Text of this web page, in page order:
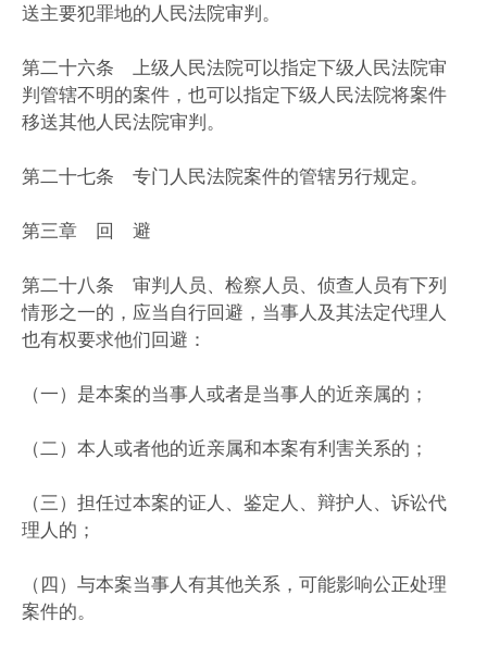
送主要犯罪地的人民法院审判。
第二十六条 上级人民法院可以指定下级人民法院审
判管辖不明的案件，也可以指定下级人民法院将案件
移送其他人民法院审判。
第二十七条 专门人民法院案件的管辖另行规定。
第三章 回 避
第二十八条 审判人员、检察人员、侦查人员有下列
情形之一的，应当自行回避，当事人及其法定代理人
也有权要求他们回避：
（一）是本案的当事人或者是当事人的近亲属的；
（二）本人或者他的近亲属和本案有利害关系的；
（三）担任过本案的证人、鉴定人、辩护人、诉讼代
理人的；
（四）与本案当事人有其他关系，可能影响公正处理
案件的。